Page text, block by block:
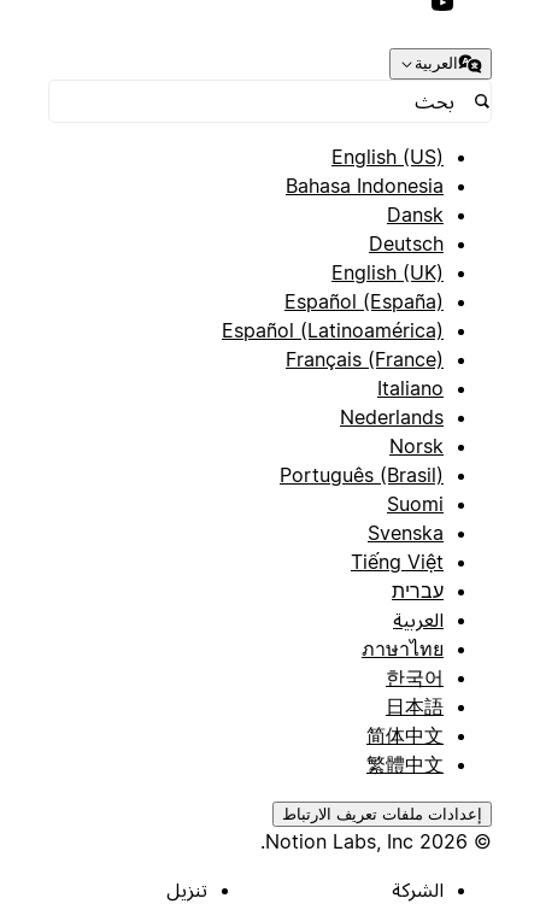
العربية
English (US)
Bahasa Indonesia
Dansk
Deutsch
English (UK)
Español (España)
Español (Latinoamérica)
Français (France)
Italiano
Nederlands
Norsk
Português (Brasil)
Suomi
Svenska
Tiếng Việt
עברית
العربية
ภาษาไทย
한국어
日本語
简体中文
繁體中文
إعدادات ملفات تعريف الارتباط
الشركة
تنزيل